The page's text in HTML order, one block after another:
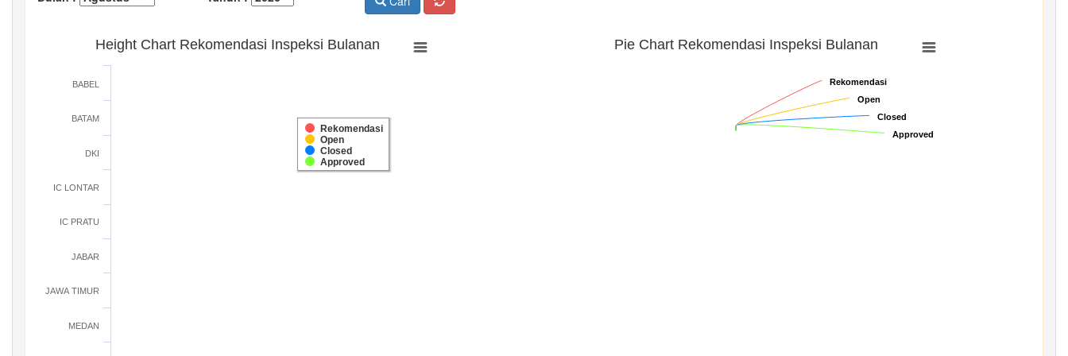
Height Chart Rekomendasi Inspeksi Bulanan
Rekomendasi
Open
Closed
Approved
BABEL
BATAM
DKI
IC LONTAR
IC PRATU
JABAR
JAWA TIMUR
MEDAN
Pie Chart Rekomendasi Inspeksi Bulanan
Rekomendasi
Rekomendasi
Open
Open
Closed
Closed
Approved
Approved